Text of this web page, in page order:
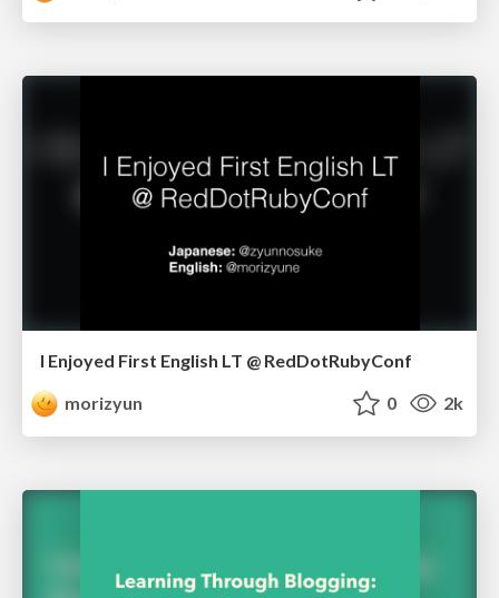
I Enjoyed First English LT @ RedDotRubyConf
morizyun
0 2k